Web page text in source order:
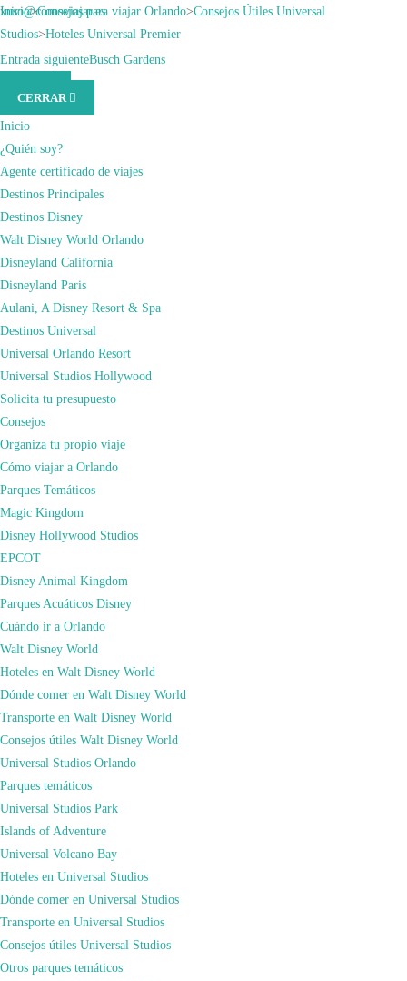
Saltar
al
contenido
tecla
Intro)
xuso@comoviajar.es
MENÚ
CERRAR
Inicio
¿Quién soy?
Agente certificado de viajes
Destinos Principales
Destinos Disney
Walt Disney World Orlando
Disneyland California
Disneyland Paris
Aulani, A Disney Resort & Spa
Destinos Universal
Universal Orlando Resort
Universal Studios Hollywood
Solicita tu presupuesto
Consejos
Organiza tu propio viaje
Cómo viajar a Orlando
Parques Temáticos
Magic Kingdom
Disney Hollywood Studios
EPCOT
Disney Animal Kingdom
Parques Acuáticos Disney
Cuándo ir a Orlando
Walt Disney World
Hoteles en Walt Disney World
Dónde comer en Walt Disney World
Transporte en Walt Disney World
Consejos útiles Walt Disney World
Universal Studios Orlando
Parques temáticos
Universal Studios Park
Islands of Adventure
Universal Volcano Bay
Hoteles en Universal Studios
Dónde comer en Universal Studios
Transporte en Universal Studios
Consejos útiles Universal Studios
Otros parques temáticos
Inicio>Consejos para viajar Orlando>Consejos Útiles Universal
Studios>Hoteles Universal Premier
Consejos para viajar Orlando,
marzo 7, 2021marzo 6, 2024
HOTELES
UNIVERSAL
PREMIER
Super Lujo en los Hoteles Universal Premier a pocos pasos de la Aventura.
Dos hoteles galardonados con el premio AAA 4 Diamantes y que recorren
estilos opuestos: clásico y moderno pero que muestran amenidades de lujo en
común.
La categoría más alta de hoteles Universal está integrada por
absolutamente diferentes
los detalles y el servicio de excelencia como elemento común.
Royal Pacifices un paraíso natural, homenaje a la cultura isleña del
pacífico;Hard Rock
americano y citadino;Portofino Bay
pueblerino.
Los tres fueron calificados con 4 Diamantes AAA y ofrecen el
standard de servicioen todo Universal, finos restaurantes y los mayores
beneficios para huéspedes del resort.
Entrada anteriorHoteles Universal Preferred
Entrada siguienteBusch Gardens